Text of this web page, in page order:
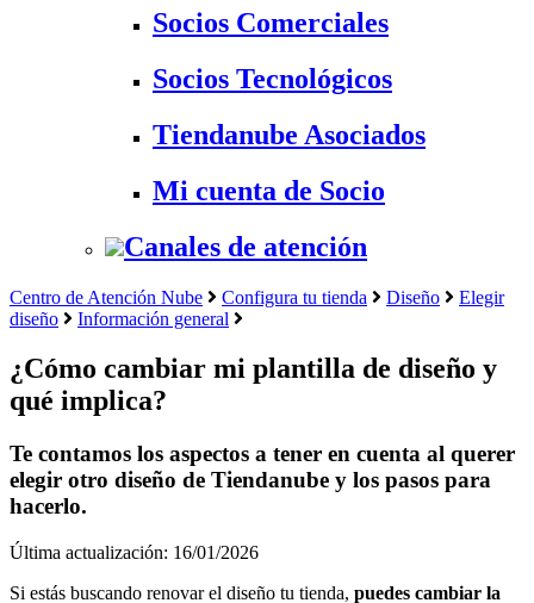
Socios Comerciales
Socios Tecnológicos
Tiendanube Asociados
Mi cuenta de Socio
Canales de atención
Centro de Atención Nube Configura tu tienda Diseño
Elegir
diseño
Información general
¿Cómo cambiar mi plantilla de diseño y
qué implica?
Te contamos los aspectos a tener en cuenta al querer
elegir otro diseño de Tiendanube y los pasos para
hacerlo.
Última actualización: 16/01/2026
Si estás buscando renovar el diseño tu tienda, puedes cambiar la